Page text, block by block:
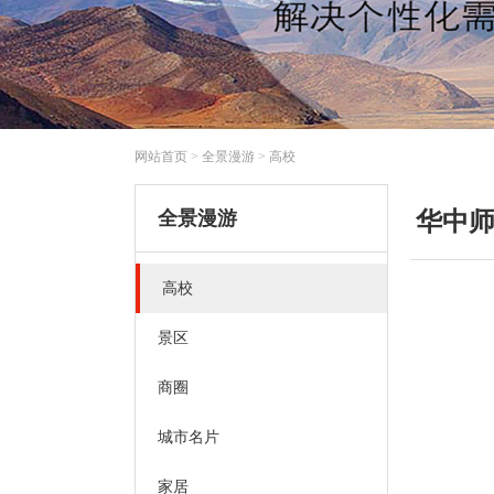
网站首页 > 全景漫游 > 高校
全景漫游
高校
景区
商圈
城市名片
家居
华中